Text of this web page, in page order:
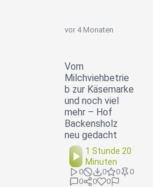
vor 4 Monaten
Vom
Milchviehbetrie
b zur Käsemarke
und noch viel
mehr – Hof
Backensholz
neu gedacht
1 Stunde 20
Minuten
0 0 0
0
0
0 0